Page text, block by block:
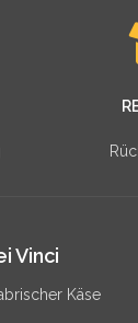
Vinci
Käse